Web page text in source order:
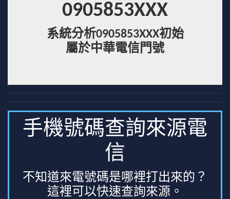
0905853XXX
系統分析0905853XXX初始
屬於中華電信門號
手機號碼查詢來源電
信
不知道來電號碼是哪裡打出來的？
這裡可以快速查詢來源。